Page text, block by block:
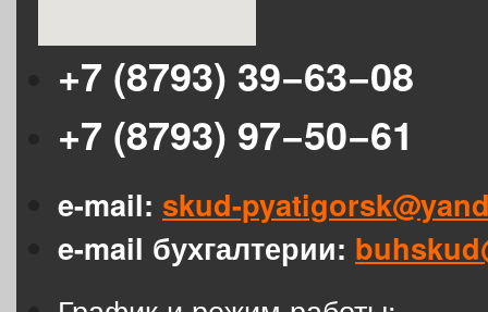
+7 (8793) 39−63−08
+7 (8793) 97−50−61
e-mail: skud-
e-mail бухгалтерии: